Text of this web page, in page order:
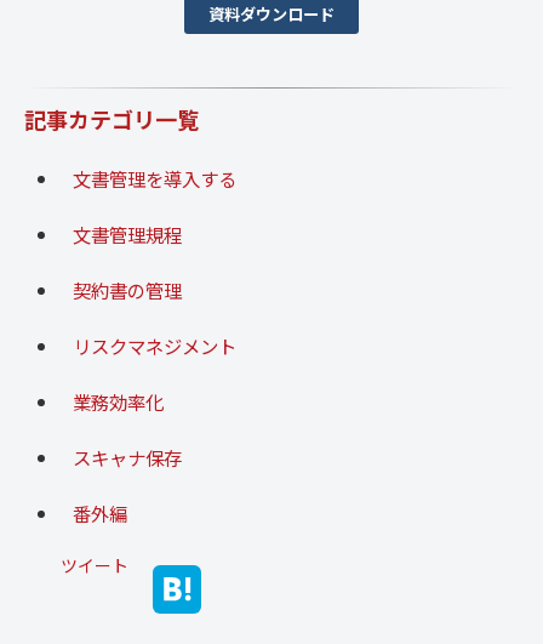
資料ダウンロード
記事カテゴリ一覧
文書管理を導入する
文書管理規程
契約書の管理
リスクマネジメント
業務効率化
スキャナ保存
番外編
ツイート